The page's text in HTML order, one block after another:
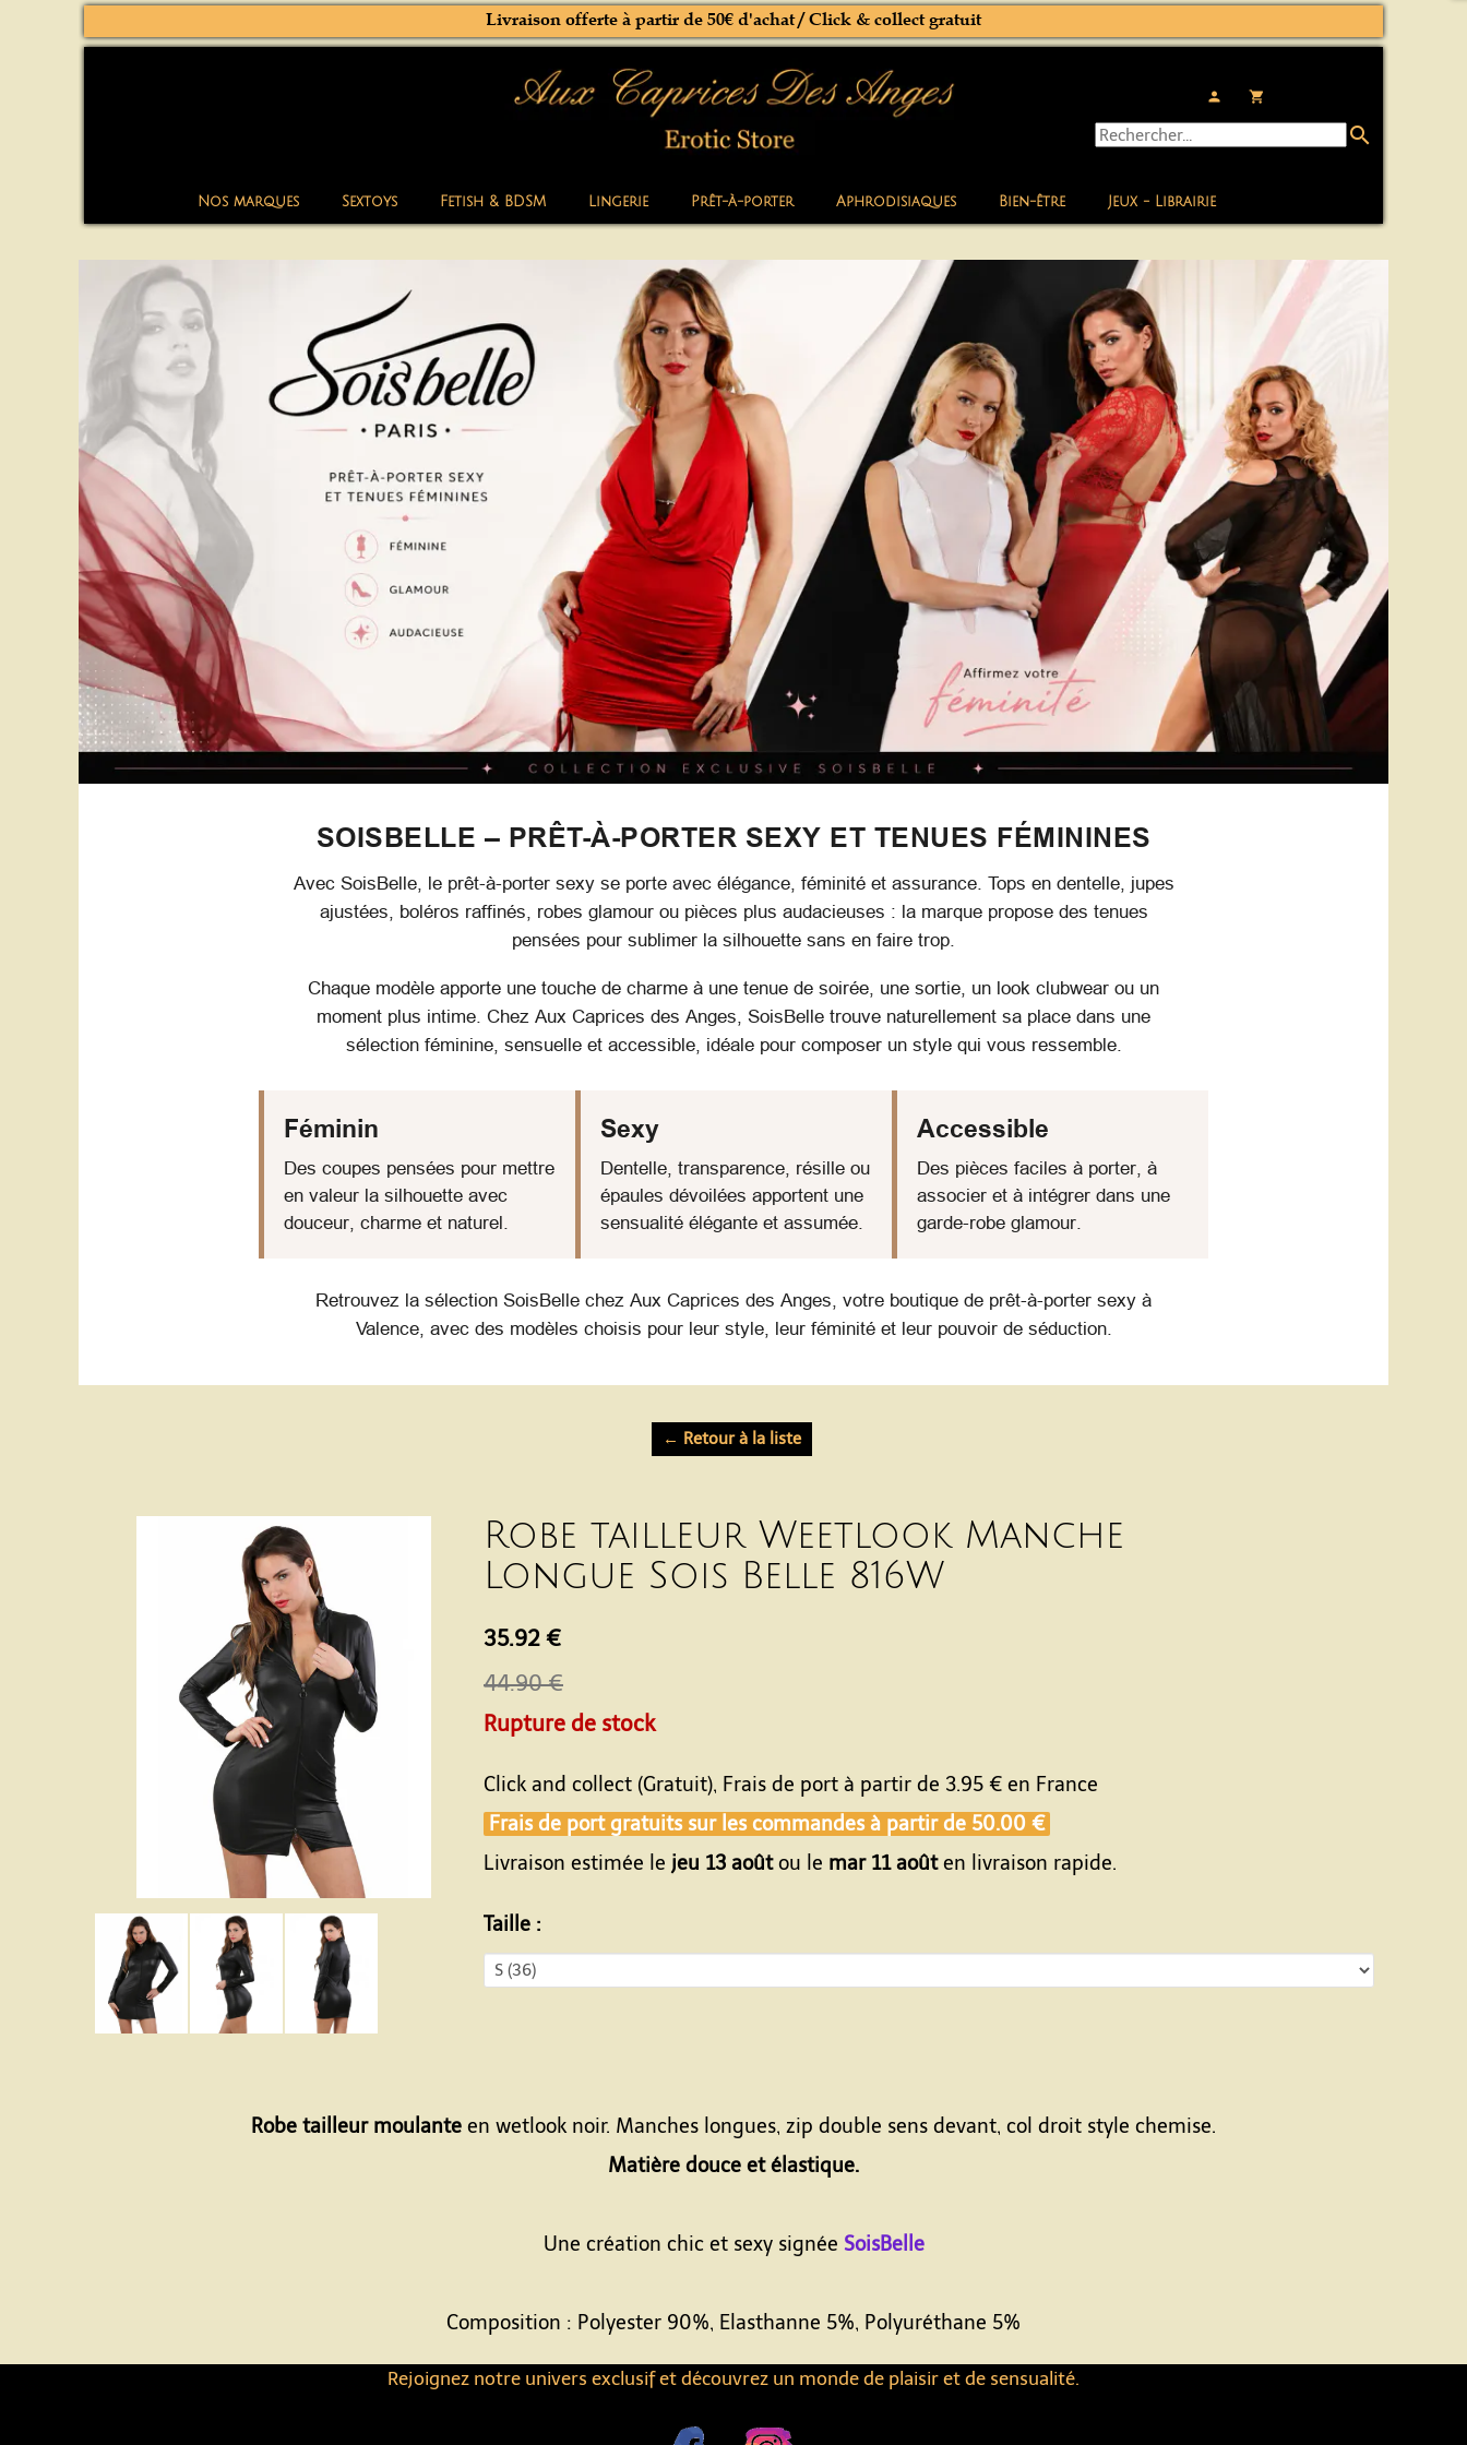
Nos marques Sextoys Fetish & BDSM Lingerie Prêt-à-porter Aphrodisiaques Bien-être Jeux - Librairie
person local_grocery_store
Livraison offerte à partir de 50€ d'achat / Click & collect gratuit
search
Rejoignez notre univers exclusif et découvrez un monde de plaisir et de sensualité.
SOISBELLE – PRÊT-À-PORTER SEXY ET TENUES FÉMININES
Avec SoisBelle, le prêt-à-porter sexy se porte avec élégance, féminité et assurance. Tops en dentelle, jupes
ajustées, boléros raffinés, robes glamour ou pièces plus audacieuses : la marque propose des tenues
pensées pour sublimer la silhouette sans en faire trop.
Chaque modèle apporte une touche de charme à une tenue de soirée, une sortie, un look clubwear ou un
moment plus intime. Chez Aux Caprices des Anges, SoisBelle trouve naturellement sa place dans une
sélection féminine, sensuelle et accessible, idéale pour composer un style qui vous ressemble.
Féminin
Des coupes pensées pour mettre
en valeur la silhouette avec
douceur, charme et naturel.
Sexy
Dentelle, transparence, résille ou
épaules dévoilées apportent une
sensualité élégante et assumée.
Accessible
Des pièces faciles à porter, à
associer et à intégrer dans une
garde-robe glamour.
Retrouvez la sélection SoisBelle chez Aux Caprices des Anges, votre boutique de prêt-à-porter sexy à
Valence, avec des modèles choisis pour leur style, leur féminité et leur pouvoir de séduction.
← Retour à la liste
Robe tailleur Weetlook Manche
Longue Sois Belle 816W
35.92 €
44.90 €
Rupture de stock
Click and collect (Gratuit), Frais de port à partir de 3.95 € en France
Frais de port gratuits sur les commandes à partir de 50.00 €
Livraison estimée le jeu 13 aoûtou le mar 11 aoûten livraison rapide.
Taille :
Robe tailleur moulante en wetlook noir. Manches longues, zip double sens devant, col droit style chemise.
Matière douce et élastique.
Une création chic et sexy signée SoisBelle
Composition : Polyester 90%, Elasthanne 5%, Polyuréthane 5%